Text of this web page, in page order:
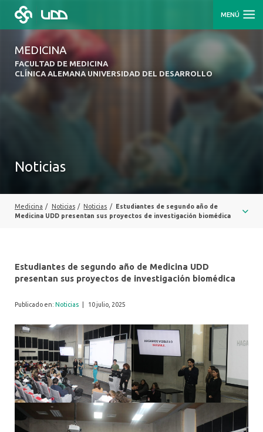
MENÚ
MEDICINA
FACULTAD DE MEDICINA
CLÍNICA ALEMANA UNIVERSIDAD DEL DESARROLLO
Noticias
Medicina / Noticias / Noticias /
Estudiantes de segundo año de
Medicina UDD presentan sus proyectos de investigación biomédica
Estudiantes de segundo año de Medicina UDD
presentan sus proyectos de investigación biomédica
Publicado en: Noticias 10 julio, 2025